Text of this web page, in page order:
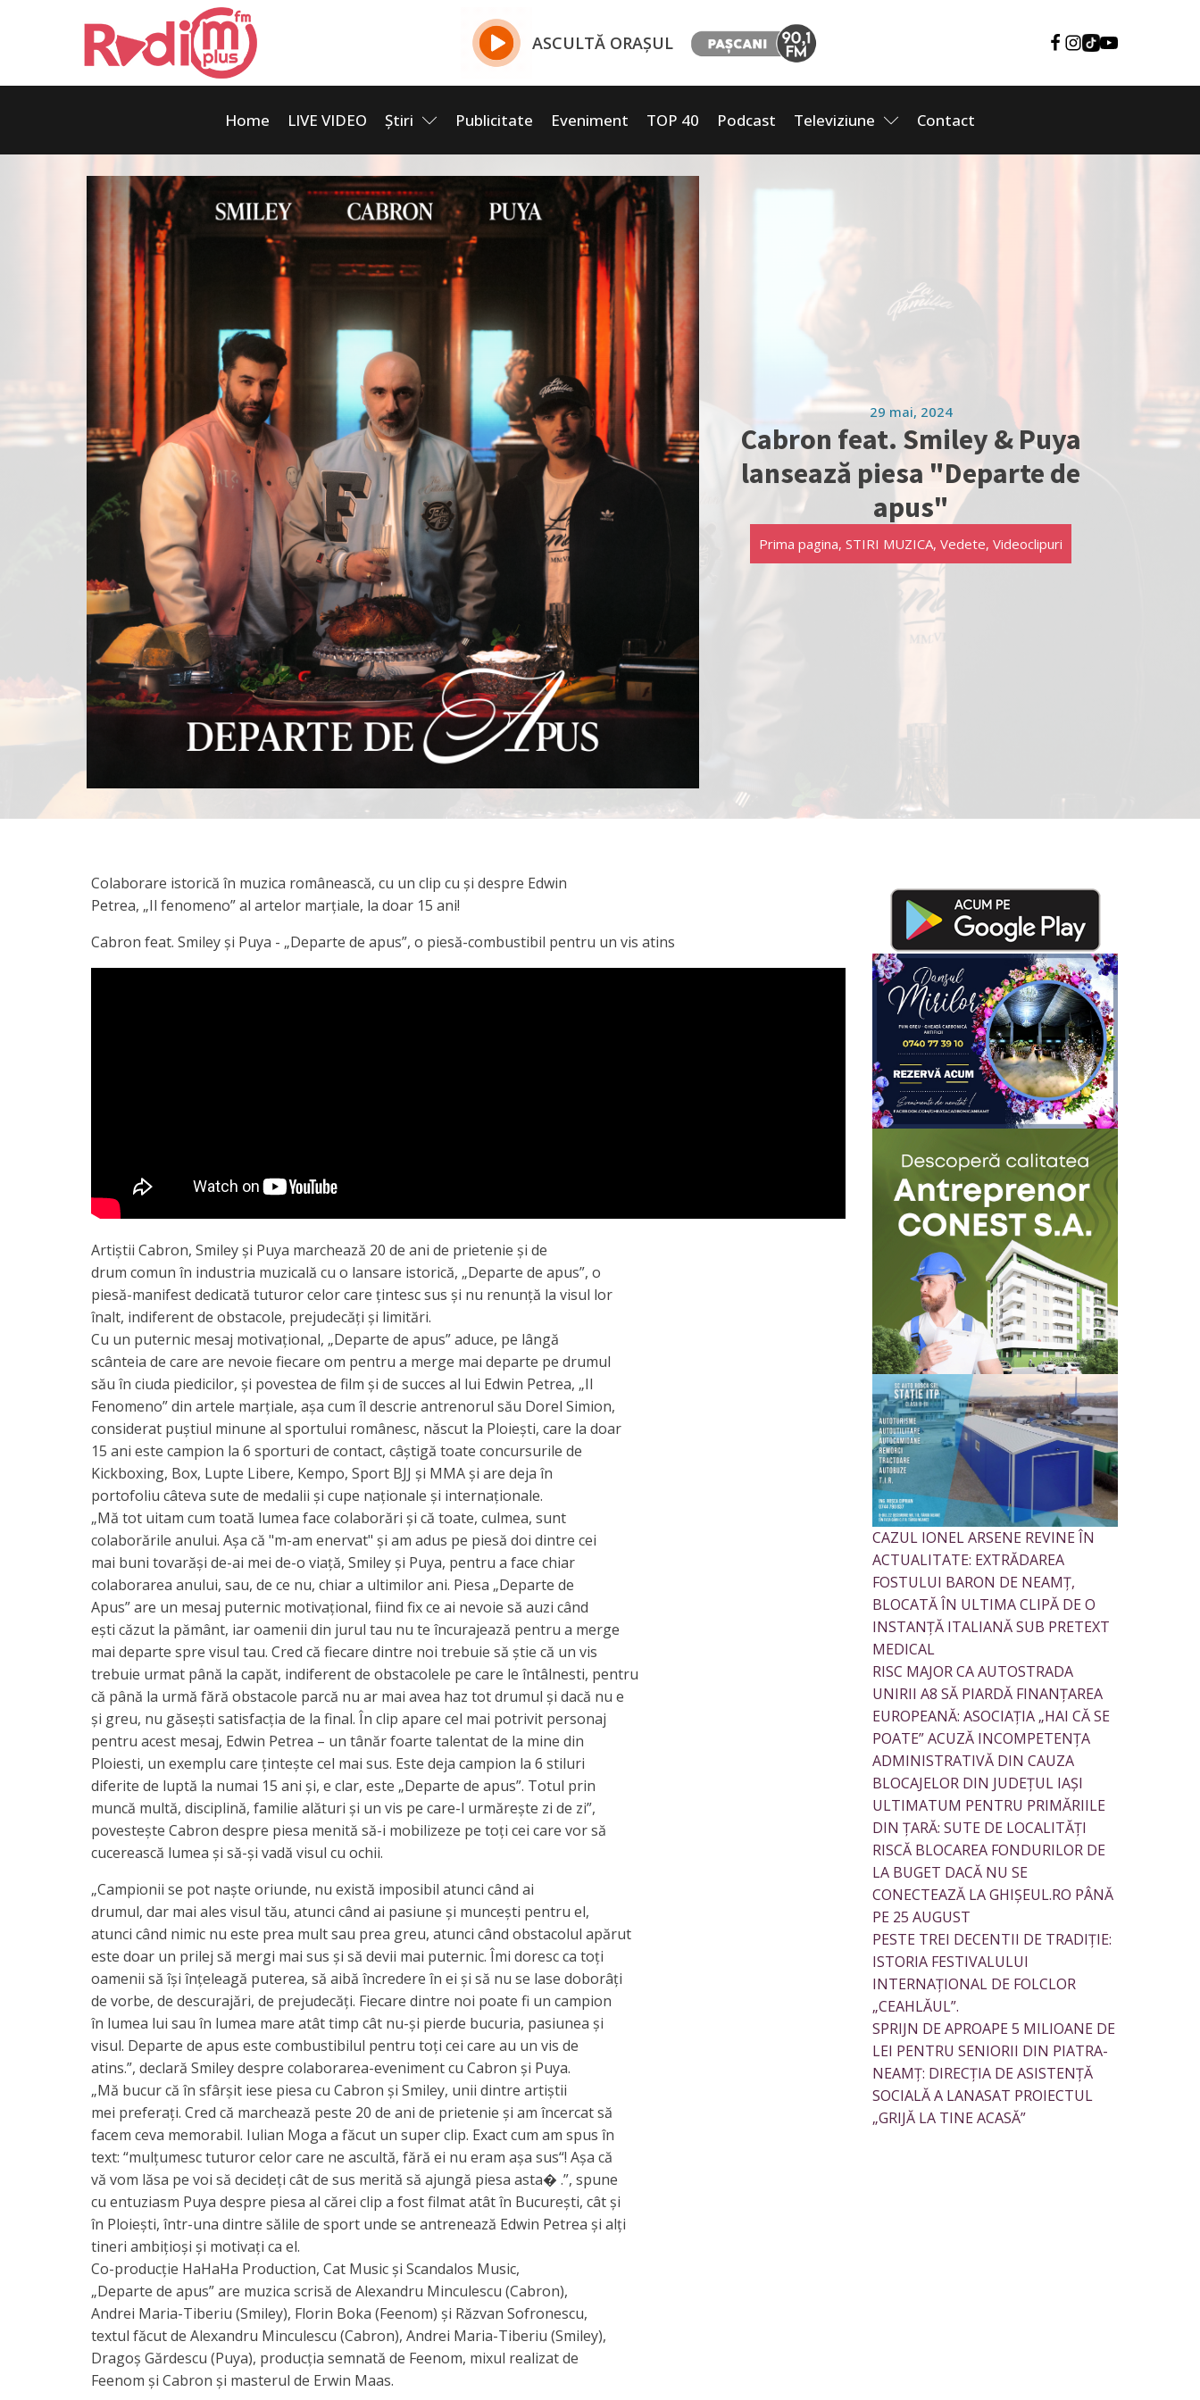
ASCULTĂ ORAȘUL
Home LIVE VIDEO Știri Publicitate Eveniment TOP 40 Podcast Televiziune Contact
29 mai, 2024
Cabron feat. Smiley & Puya
lansează piesa "Departe de
apus"
Prima pagina, STIRI MUZICA, Vedete, Videoclipuri
Colaborare istorică în muzica românească, cu un clip cu și despre Edwin
Petrea, „Il fenomeno” al artelor marțiale, la doar 15 ani!
Cabron feat. Smiley și Puya - „Departe de apus”, o piesă-combustibil pentru un vis atins
Artiștii Cabron, Smiley și Puya marchează 20 de ani de prietenie și de
drum comun în industria muzicală cu o lansare istorică, „Departe de apus”, o
piesă-manifest dedicată tuturor celor care țintesc sus și nu renunță la visul lor
înalt, indiferent de obstacole, prejudecăți și limitări.
Cu un puternic mesaj motivațional, „Departe de apus” aduce, pe lângă
scânteia de care are nevoie fiecare om pentru a merge mai departe pe drumul
său în ciuda piedicilor, și povestea de film și de succes al lui Edwin Petrea, „Il
Fenomeno” din artele marțiale, așa cum îl descrie antrenorul său Dorel Simion,
considerat puștiul minune al sportului românesc, născut la Ploiești, care la doar
15 ani este campion la 6 sporturi de contact, câștigă toate concursurile de
Kickboxing, Box, Lupte Libere, Kempo, Sport BJJ și MMA și are deja în
portofoliu câteva sute de medalii și cupe naționale și internaționale.
„Mă tot uitam cum toată lumea face colaborări și că toate, culmea, sunt
colaborările anului. Așa că "m-am enervat" și am adus pe piesă doi dintre cei
mai buni tovarăși de-ai mei de-o viață, Smiley și Puya, pentru a face chiar
colaborarea anului, sau, de ce nu, chiar a ultimilor ani. Piesa „Departe de
Apus” are un mesaj puternic motivațional, fiind fix ce ai nevoie să auzi când
ești căzut la pământ, iar oamenii din jurul tau nu te încurajează pentru a merge
mai departe spre visul tau. Cred că fiecare dintre noi trebuie să știe că un vis
trebuie urmat până la capăt, indiferent de obstacolele pe care le întâlnesti, pentru
că până la urmă fără obstacole parcă nu ar mai avea haz tot drumul și dacă nu e
și greu, nu găsești satisfacția de la final. În clip apare cel mai potrivit personaj
pentru acest mesaj, Edwin Petrea – un tânăr foarte talentat de la mine din
Ploiesti, un exemplu care țintește cel mai sus. Este deja campion la 6 stiluri
diferite de luptă la numai 15 ani și, e clar, este „Departe de apus”. Totul prin
muncă multă, disciplină, familie alături și un vis pe care-l urmărește zi de zi”,
povestește Cabron despre piesa menită să-i mobilizeze pe toți cei care vor să
cucerească lumea și să-și vadă visul cu ochii.
„Campionii se pot naște oriunde, nu există imposibil atunci când ai
drumul, dar mai ales visul tău, atunci când ai pasiune și muncești pentru el,
atunci când nimic nu este prea mult sau prea greu, atunci când obstacolul apărut
este doar un prilej să mergi mai sus și să devii mai puternic. Îmi doresc ca toți
oamenii să își înțeleagă puterea, să aibă încredere în ei și să nu se lase doborâți
de vorbe, de descurajări, de prejudecăți. Fiecare dintre noi poate fi un campion
în lumea lui sau în lumea mare atât timp cât nu-și pierde bucuria, pasiunea și
visul. Departe de apus este combustibilul pentru toți cei care au un vis de
atins.”, declară Smiley despre colaborarea-eveniment cu Cabron și Puya.
„Mă bucur că în sfârșit iese piesa cu Cabron și Smiley, unii dintre artiștii
mei preferați. Cred că marchează peste 20 de ani de prietenie și am încercat să
facem ceva memorabil. Iulian Moga a făcut un super clip. Exact cum am spus în
text: “mulțumesc tuturor celor care ne ascultă, fără ei nu eram așa sus“! Așa că
vă vom lăsa pe voi să decideți cât de sus merită să ajungă piesa asta� .”, spune
cu entuziasm Puya despre piesa al cărei clip a fost filmat atât în București, cât și
în Ploiești, într-una dintre sălile de sport unde se antrenează Edwin Petrea și alți
tineri ambițioși și motivați ca el.
Co-producție HaHaHa Production, Cat Music și Scandalos Music,
„Departe de apus” are muzica scrisă de Alexandru Minculescu (Cabron),
Andrei Maria-Tiberiu (Smiley), Florin Boka (Feenom) și Răzvan Sofronescu,
textul făcut de Alexandru Minculescu (Cabron), Andrei Maria-Tiberiu (Smiley),
Dragoș Gărdescu (Puya), producția semnată de Feenom, mixul realizat de
Feenom și Cabron și masterul de Erwin Maas.
CAZUL IONEL ARSENE REVINE ÎN
ACTUALITATE: EXTRĂDAREA
FOSTULUI BARON DE NEAMȚ,
BLOCATĂ ÎN ULTIMA CLIPĂ DE O
INSTANȚĂ ITALIANĂ SUB PRETEXT
MEDICAL
RISC MAJOR CA AUTOSTRADA
UNIRII A8 SĂ PIARDĂ FINANȚAREA
EUROPEANĂ: ASOCIAȚIA „HAI CĂ SE
POATE” ACUZĂ INCOMPETENȚA
ADMINISTRATIVĂ DIN CAUZA
BLOCAJELOR DIN JUDEȚUL IAȘI
ULTIMATUM PENTRU PRIMĂRIILE
DIN ȚARĂ: SUTE DE LOCALITĂȚI
RISCĂ BLOCAREA FONDURILOR DE
LA BUGET DACĂ NU SE
CONECTEAZĂ LA GHIȘEUL.RO PÂNĂ
PE 25 AUGUST
PESTE TREI DECENTII DE TRADIȚIE:
ISTORIA FESTIVALULUI
INTERNAȚIONAL DE FOLCLOR
„CEAHLĂUL”.
SPRIJN DE APROAPE 5 MILIOANE DE
LEI PENTRU SENIORII DIN PIATRA-
NEAMȚ: DIRECȚIA DE ASISTENȚĂ
SOCIALĂ A LANASAT PROIECTUL
„GRIJĂ LA TINE ACASĂ”